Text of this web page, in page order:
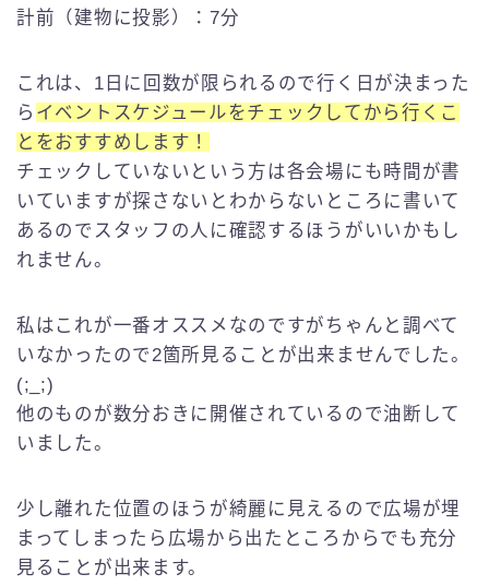
計前（建物に投影）：7分
これは、1日に回数が限られるので行く日が決まった
ら イベントスケジュールをチェックしてから行くこ
とをおすすめします！
チェックしていないという方は各会場にも時間が書
いていますが探さないとわからないところに書いて
あるのでスタッフの人に確認するほうがいいかもし
れません。
私はこれが一番オススメなのですがちゃんと調べて
いなかったので2箇所見ることが出来ませんでした。
(;_;)
他のものが数分おきに開催されているので油断して
いました。
少し離れた位置のほうが綺麗に見えるので広場が埋
まってしまったら広場から出たところからでも充分
見ることが出来ます。